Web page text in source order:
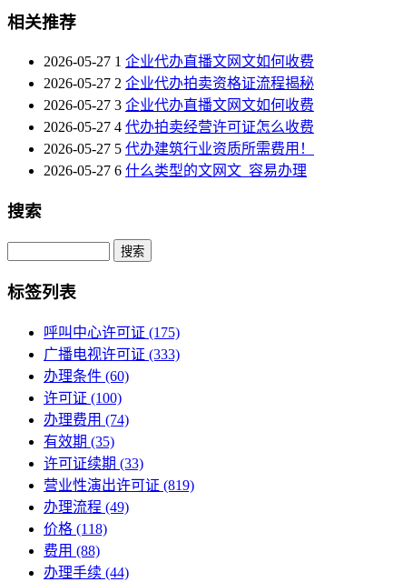
相关推荐
2026-05-27 1 企业代办直播文网文如何收费
2026-05-27 2 企业代办拍卖资格证流程揭秘
2026-05-27 3 企业代办直播文网文如何收费
2026-05-27 4 代办拍卖经营许可证怎么收费
2026-05-27 5 代办建筑行业资质所需费用！
2026-05-27 6 什么类型的文网文_容易办理
搜索
Search
标签列表
呼叫中心许可证 (175)
广播电视许可证 (333)
办理条件 (60)
许可证 (100)
办理费用 (74)
有效期 (35)
许可证续期 (33)
营业性演出许可证 (819)
办理流程 (49)
价格 (118)
费用 (88)
办理手续 (44)